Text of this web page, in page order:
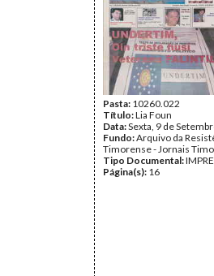
Pasta: 10260.022
Título:Lia Foun
Data:Sexta, 9 de
Fundo:Arquivo da
Timorense - Jornais
Tipo Documental:
Página(s): 16